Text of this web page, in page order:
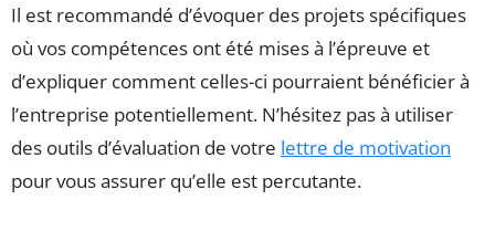
Il est recommandé d’évoquer des projets spécifiques
où vos compétences ont été mises à l’épreuve et
d’expliquer comment celles-ci pourraient bénéficier à
l’entreprise potentiellement. N’hésitez pas à utiliser
des outils d’évaluation de votre lettre de motivation
pour vous assurer qu’elle est percutante.